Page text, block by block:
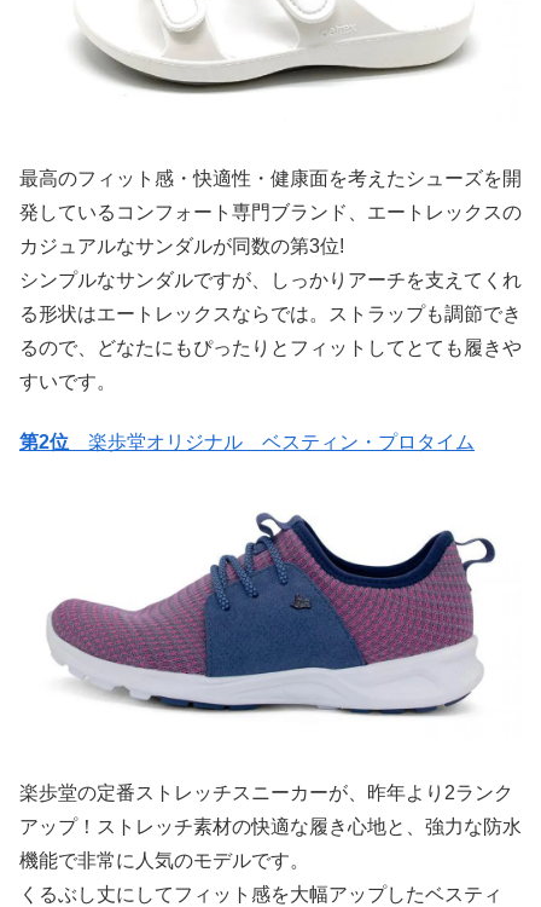
最高のフィット感・快適性・健康面を考えたシューズを開
発しているコンフォート専門ブランド、エートレックスの
カジュアルなサンダルが同数の第3位!
シンプルなサンダルですが、しっかりアーチを支えてくれ
る形状はエートレックスならでは。ストラップも調節でき
るので、どなたにもぴったりとフィットしてとても履きや
すいです。
第2位 楽歩堂オリジナル ベスティン・プロタイム
楽歩堂の定番ストレッチスニーカーが、昨年より2ランク
アップ！ストレッチ素材の快適な履き心地と、強力な防水
機能で非常に人気のモデルです。
くるぶし丈にしてフィット感を大幅アップしたベスティ